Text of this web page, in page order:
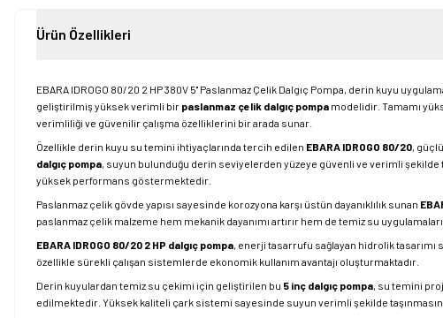
Ürün Özellikleri
EBARA IDROGO 80/20 2 HP 380V 5'' Paslanmaz Çelik Dalgıç Pompa, derin kuyu
geliştirilmiş yüksek verimli bir paslanmaz çelik dalgıç pompa modelidir. Tamamı
verimliliği ve güvenilir çalışma özelliklerini bir arada sunar.
Özellikle derin kuyu su temini ihtiyaçlarında tercih edilen EBARA IDROGO 80/20 ,
dalgıç pompa , suyun bulunduğu derin seviyelerden yüzeye güvenli ve verimli
yüksek performans göstermektedir.
Paslanmaz çelik gövde yapısı sayesinde korozyona karşı üstün dayanıklılık sunan
paslanmaz çelik malzeme hem mekanik dayanımı artırır hem de temiz su
EBARA IDROGO 80/20 2 HP dalgıç pompa , enerji tasarrufu sağlayan hidrolik
özellikle sürekli çalışan sistemlerde ekonomik kullanım avantajı oluşturmaktadır.
Derin kuyulardan temiz su çekimi için geliştirilen bu 5 inç dalgıç pompa , su temini
edilmektedir. Yüksek kaliteli çark sistemi sayesinde suyun verimli şekilde